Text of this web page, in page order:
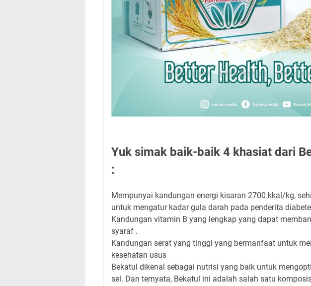
Yuk simak baik-baik 4 khasiat dari
:⁣ ⁣
Mempunyai kandungan energi kisaran 2700 kkal/kg,
untuk mengatur kadar gula darah pada penderita
Kandungan vitamin B yang lengkap yang dapat
syaraf⁣ .
Kandungan serat yang tinggi yang bermanfaat untuk
kesehatan usus⁣
Bekatul dikenal sebagai nutrisi yang baik untuk
sel.⁣ Dan ternyata, Bekatul ini adalah salah satu